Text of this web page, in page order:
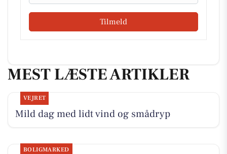
Tilmeld
MEST LÆSTE ARTIKLER
VEJRET
Mild dag med lidt vind og smådryp
BOLIGMARKED